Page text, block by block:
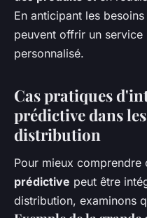
En anticipant les
peuvent offrir un
personnalisé.
Cas pratiques
prédictive dans
distribution
Pour mieux comprendre
prédictive peut être
distribution, examinons